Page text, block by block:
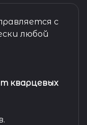
с
любой
кварцевых